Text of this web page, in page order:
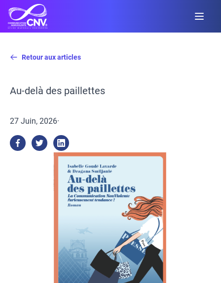
Retour aux articles
Au-delà des paillettes
27 Juin, 2026·